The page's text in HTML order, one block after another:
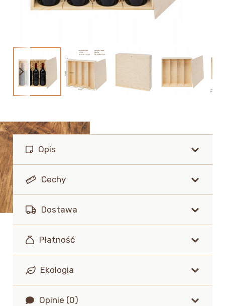
Opis
Cechy
Dostawa
Płatność
Ekologia
Opinie (0)